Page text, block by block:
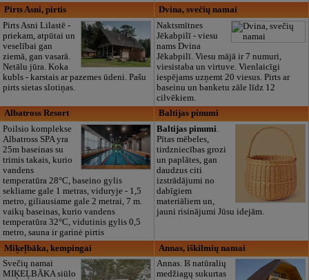
Pirts Asni, pirtis
Pirts Asni Lilastē -
priekam, atpūtai un
veselībai gan
ziemā, gan vasarā.
Netālu jūra. Koka
kubls - karstais ar pazemes ūdeni. Pašu
pirts sietas slotiņas.
Dvina, svečių namai
Naktsmītnes
Jēkabpilī - viesu
nams Dvina
Jēkabpilī. Viesu mājā ir 7 numuri,
viesistaba un virtuve. Vienlaicīgi
iespējams uzņemt 20 viesus. Pirts ar
baseinu un banketu zāle līdz 12
cilvēkiem.
Albatross Resort
Poilsio komplekse
Albatross SPA yra
25m baseinas su
trimis takais, kurio
vandens
temperatūra 28°C, baseino gylis
sekliame gale 1 metras, viduryje - 1,5
metro, giliausiame gale 2 metrai, 7 m.
vaikų baseinas, kurio vandens
temperatūra 32°C, vidutinis gylis 0,5
metro, sauna ir garinė pirtis
Baltijas pinumi
Baltijas pinumi.
Pītas mēbeles,
tirdzniecības grozi
un paplātes, gan
daudzus citi
izstrādājumi no
dabīgiem
materiāliem un,
jauni risinājumi Jūsu idejām.
Miķeļbāka, kempingai
Svečių namai
MIĶEĻBĀKA siūlo
Annas, iškilmių namai
Annas. Iš natūralių
medžiagų sukurtas